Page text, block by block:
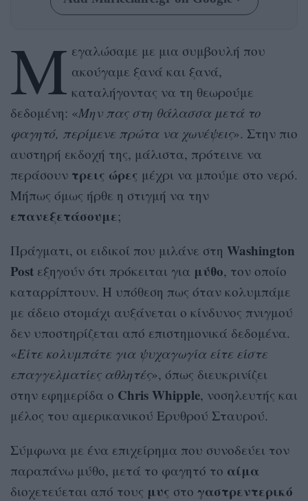
Μ εγαλώσαμε με μια συμβουλή που
ακούγαμε ξανά και ξανά,
καταλήγοντας να τη θεωρούμε
δεδομένη: «Μην πας στη θάλασσα μετά το
φαγητό, περίμενε πρώτα να χωνέψεις». Στην πιο
αυστηρή εκδοχή της, μάλιστα, πρότεινε να
περάσουν τρεις ώρες μέχρι να μπούμε στο νερό.
Μήπως όμως ήρθε η στιγμή να την
επανεξετάσουμε;
Πράγματι, οι ειδικοί που μιλάνε στη Washington
Post εξηγούν ότι πρόκειται για μύθο, τον οποίο
καταρρίπτουν. Η υπόθεση πως όταν κολυμπάμε
με άδειο στομάχι αυξάνεται ο κίνδυνος πνιγμού
δεν υποστηρίζεται από επιστημονικά δεδομένα.
«Είτε κολυμπάτε για ψυχαγωγία είτε είστε
επαγγελματίες αθλητές», όπως διευκρινίζει
στην εφημερίδα ο Chris Whipple, νοσηλευτής και
μέλος του αμερικανικού Ερυθρού Σταυρού.
Σύμφωνα με ένα επιχείρημα που συνοδεύει τον
παραπάνω μύθο, μετά το φαγητό το αίμα
διοχετεύεται από τους μυς στο γαστρεντερικό